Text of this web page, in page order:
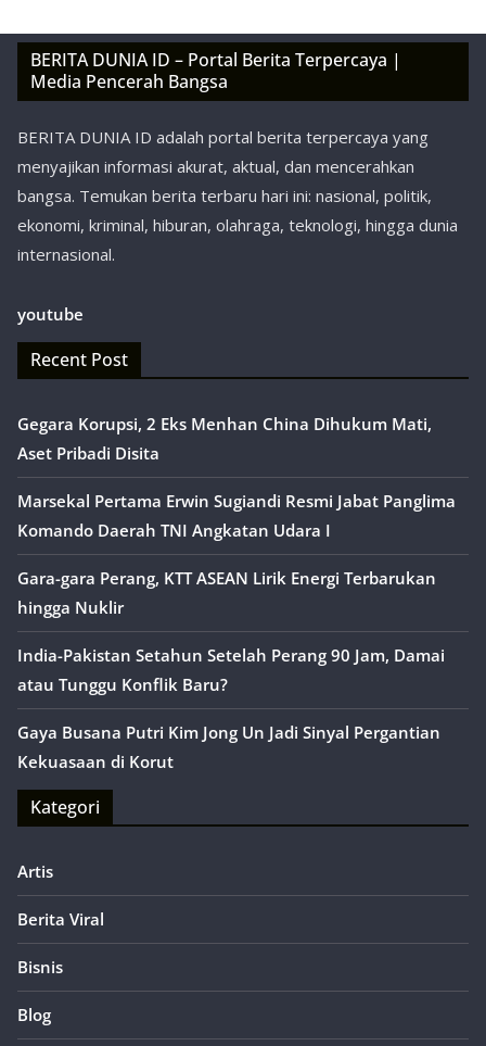
BERITA DUNIA ID – Portal Berita Terpercaya |
Media Pencerah Bangsa
BERITA DUNIA ID adalah portal berita terpercaya yang
menyajikan informasi akurat, aktual, dan mencerahkan
bangsa. Temukan berita terbaru hari ini: nasional, politik,
ekonomi, kriminal, hiburan, olahraga, teknologi, hingga dunia
internasional.
youtube
Recent Post
Gegara Korupsi, 2 Eks Menhan China Dihukum Mati,
Aset Pribadi Disita
Marsekal Pertama Erwin Sugiandi Resmi Jabat Panglima
Komando Daerah TNI Angkatan Udara I
Gara-gara Perang, KTT ASEAN Lirik Energi Terbarukan
hingga Nuklir
India-Pakistan Setahun Setelah Perang 90 Jam, Damai
atau Tunggu Konflik Baru?
Gaya Busana Putri Kim Jong Un Jadi Sinyal Pergantian
Kekuasaan di Korut
Kategori
Artis
Berita Viral
Bisnis
Blog